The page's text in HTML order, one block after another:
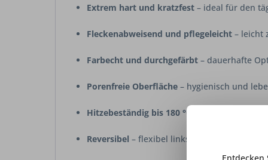
Extrem hart und kratzfest – ideal für den
Fleckenabweisend und pflegeleicht – leicht
Farbecht und durchgefärbt – dauerhafte
Porenfreie Oberfläche – hygienisch und
Hitzebeständig bis 180 °C
Reversibel – flexibel links oder rechts